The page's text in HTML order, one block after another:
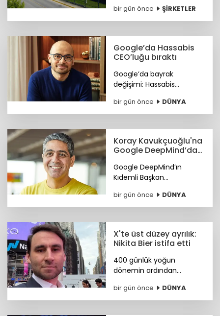
bulunduran Sanipak
resmen Arch Peninsula
bir gün önce ŞİRKETLER
Google’da Hassabis
CEO’luğu bıraktı
Google’da bayrak
değişimi: Hassabis
bir gün önce DÜNYA
Koray Kavukçuoğlu'na
Google DeepMind’da
Google DeepMind’ın
Kıdemli Başkan
bilim insanı Koray
Kavukçuoğlu getirildi.
bir gün önce DÜNYA
X'te üst düzey ayrılık:
Nikita Bier istifa etti
400 günlük yoğun
dönemin ardından
şirkette danışman olarak
kalacak. Yerine tasarım ve
bir gün önce DÜNYA